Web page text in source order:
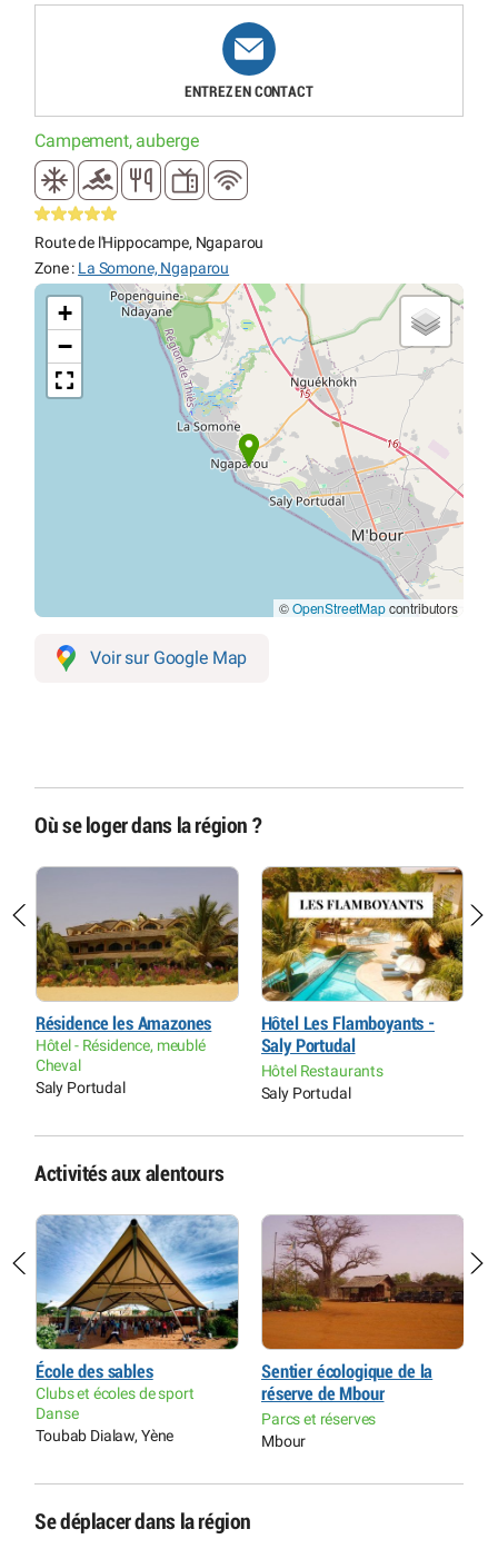
ENTREZ EN CONTACT
Campement, auberge
Route de l'Hippocampe, Ngaparou
Zone : La Somone, Ngaparou
+
−
©OpenStreetMapcontributors
Voir sur Google Map
Où se loger dans la région ?
Résidence les Amazones
Hôtel - Résidence, meublé
Cheval
Saly Portudal
Hôtel Les Flamboyants -
Saly Portudal
Hôtel Restaurants
Saly Portudal
Activités aux alentours
École des sables
Clubs et écoles de sport
Danse
Toubab Dialaw, Yène
Sentier écologique de la
réserve de Mbour
Parcs et réserves
Mbour
Se déplacer dans la région